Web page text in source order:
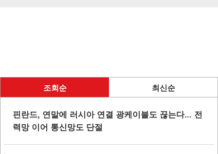
조회순 최신순
핀란드, 연말에 러시아 연결 광케이블도 끊는다... 전
력망 이어 통신망도 단절